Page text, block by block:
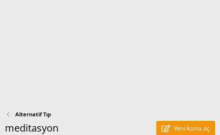
Alternatif Tıp
meditasyon Yeni konu aç